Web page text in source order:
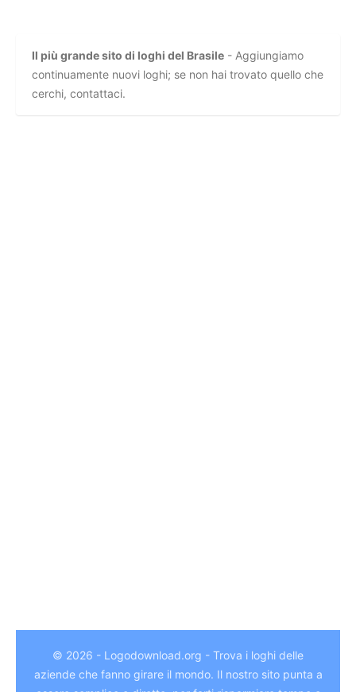
Il più grande sito di loghi del Brasile - Aggiungiamo
continuamente nuovi loghi; se non hai trovato quello che
cerchi, contattaci.
© 2026 - Logodownload.org - Trova i loghi delle
aziende che fanno girare il mondo. Il nostro sito punta a